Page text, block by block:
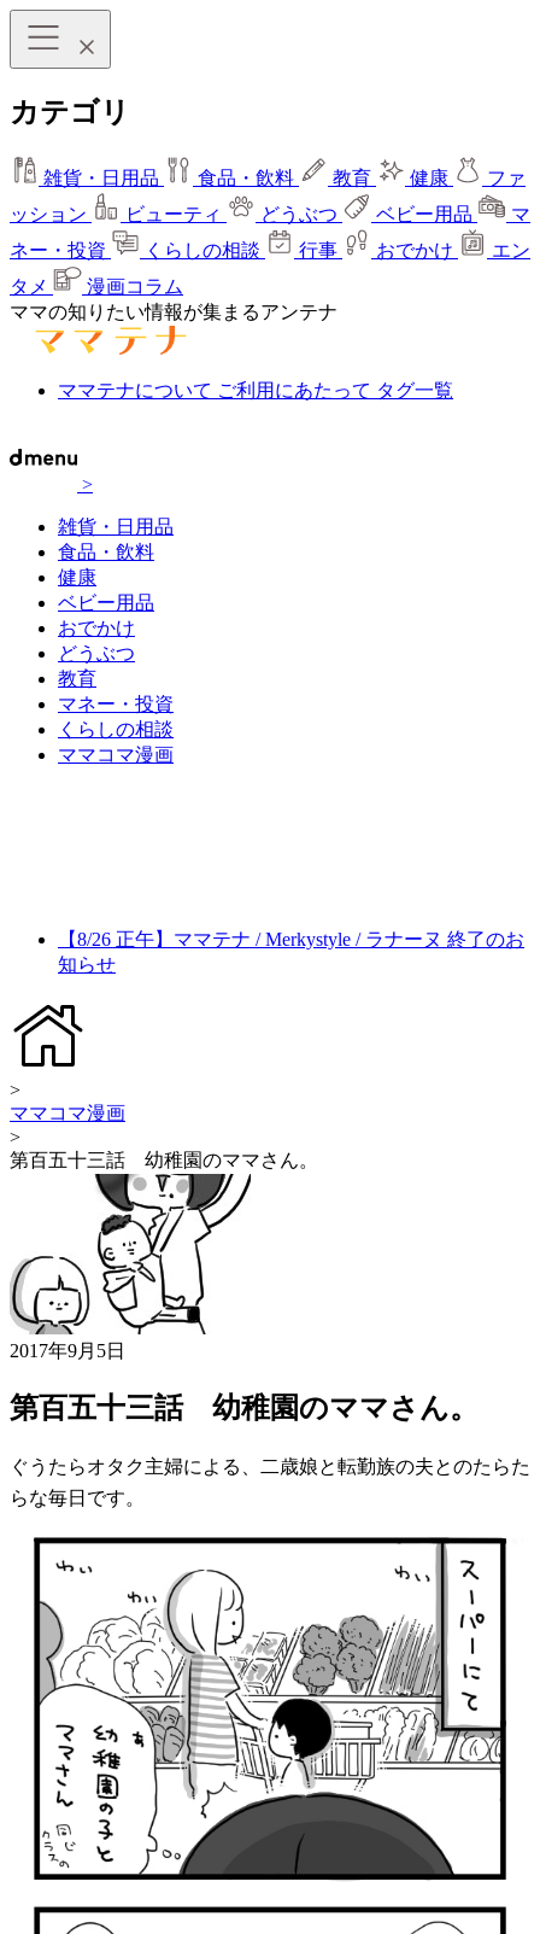
カテゴリ
雑貨・日用品 食品・飲料 教育 健康
ファ
ッション
ビューティ どうぶつ ベビー用品
マ
ネー・投資
くらしの相談 行事 おでかけ
エン
タメ
漫画コラム
ママの知りたい情報が集まるアンテナ
ママテナについて ご利用にあたって タグ一覧
>
雑貨・日用品
食品・飲料
健康
ベビー用品
おでかけ
どうぶつ
教育
マネー・投資
くらしの相談
ママコマ漫画
【8/26 正午】ママテナ / Merkystyle / ラナーヌ 終了のお
知らせ
>
ママコマ漫画
>
第百五十三話 幼稚園のママさん。
2017年9月5日
第百五十三話 幼稚園のママさん。
ぐうたらオタク主婦による、二歳娘と転勤族の夫とのたらた
らな毎日です。